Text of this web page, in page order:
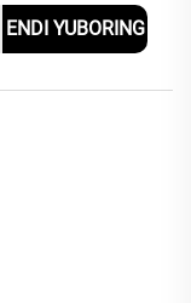
ENDI YUBORING